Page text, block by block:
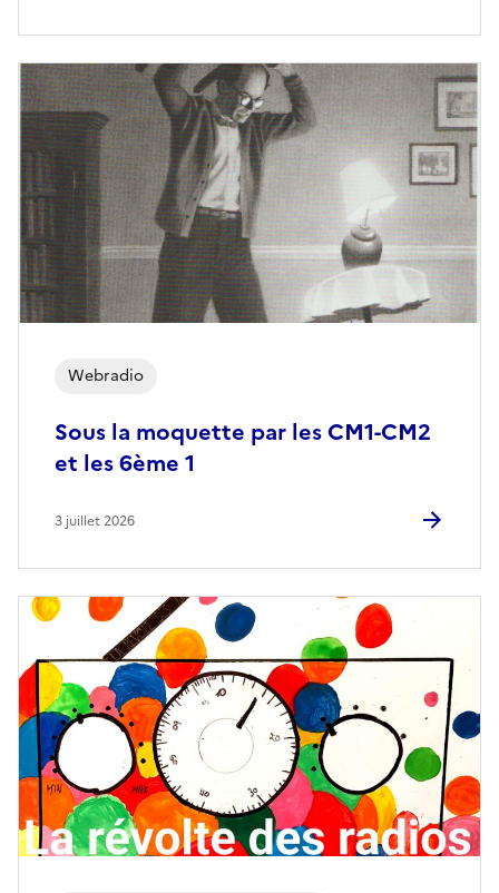
Sous la moquette par les CM1-CM2
et les 6ème 1
Webradio
3 juillet 2026